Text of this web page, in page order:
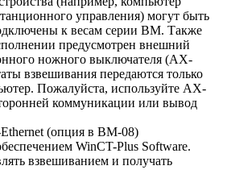
управления) могут быть
к весам серии ВМ. Также
предусмотрен внешний
ножного выключателя (АХ-
взвешивания передаются только
Пожалуйста, используйте AX-
коммуникации или вывод
(опция в BM-08)
WinCT-Plus Software.
взвешиванием и получать